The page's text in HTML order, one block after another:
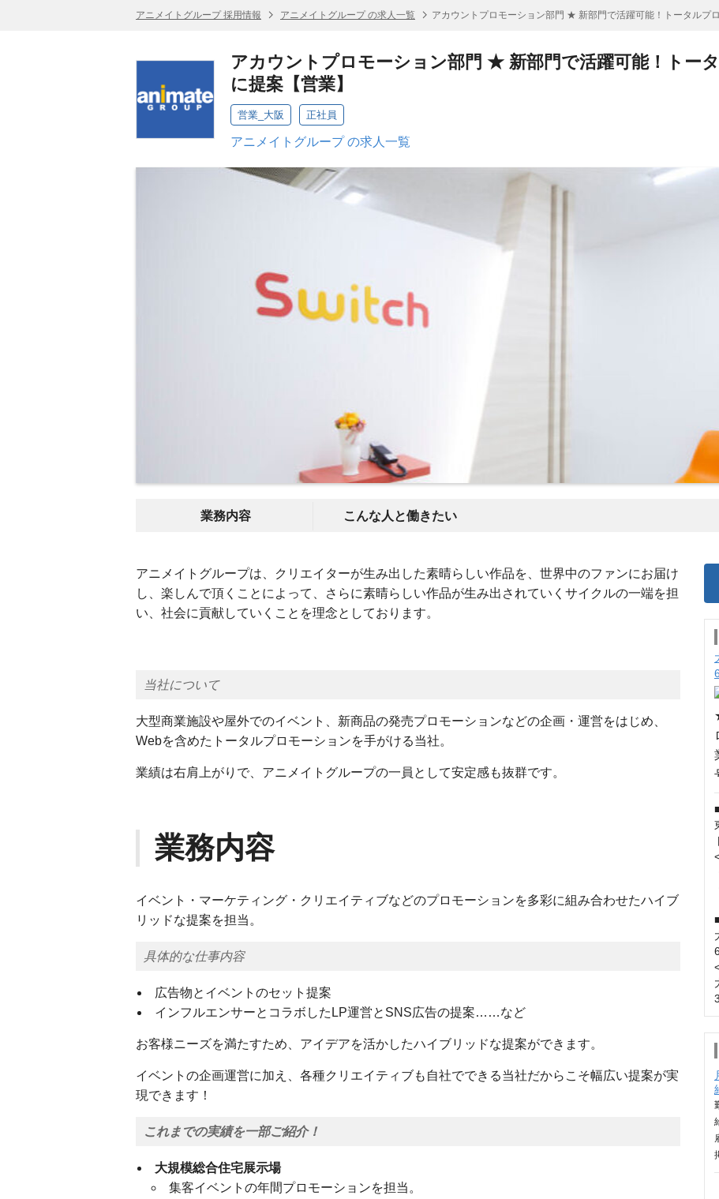
アニメイトグループ 採用情報 アニメイトグループ の求人一覧 アカウントプロモーション部門 ★ 新部門で活躍可能！トータルプ
アカウントプロモーション部門 ★ 新部門で活躍可能！トー
に提案【営業】
営業_大阪 正社員
アニメイトグループ の求人一覧
業務内容 こんな人と働きたい
アニメイトグループは、クリエイターが生み出した素晴らしい作品を、世界中のファンにお届け
し、楽しんで頂くことによって、さらに素晴らしい作品が生み出されていくサイクルの一端を担
い、社会に貢献していくことを理念としております。
当社について
大型商業施設や屋外でのイベント、新商品の発売プロモーションなどの企画・運営をはじめ、
Webを含めたトータルプロモーションを手がける当社。
業績は右肩上がりで、アニメイトグループの一員として安定感も抜群です。
業務内容
イベント・マーケティング・クリエイティブなどのプロモーションを多彩に組み合わせたハイブ
リッドな提案を担当。
具体的な仕事内容
広告物とイベントのセット提案
インフルエンサーとコラボしたLP運営とSNS広告の提案……など
お客様ニーズを満たすため、アイデアを活かしたハイブリッドな提案ができます。
イベントの企画運営に加え、各種クリエイティブも自社でできる当社だからこそ幅広い提案が実
現できます！
これまでの実績を一部ご紹介！
大規模総合住宅展示場
集客イベントの年間プロモーションを担当。